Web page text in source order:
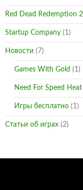
Red Dead Redemption 2
Startup Company (1)
Новости (7)
Games With Gold (1)
Need For Speed Heat
Игры бесплатно (1)
Статьи об играх (2)